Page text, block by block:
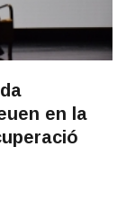
en la